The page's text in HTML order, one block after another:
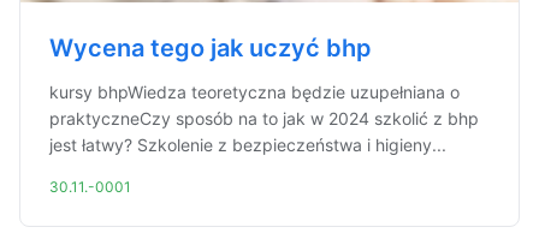
Wycena tego jak uczyć bhp
kursy bhpWiedza teoretyczna będzie uzupełniana o
praktyczneCzy sposób na to jak w 2024 szkolić z bhp
jest łatwy? Szkolenie z bezpieczeństwa i higieny...
30.11.-0001